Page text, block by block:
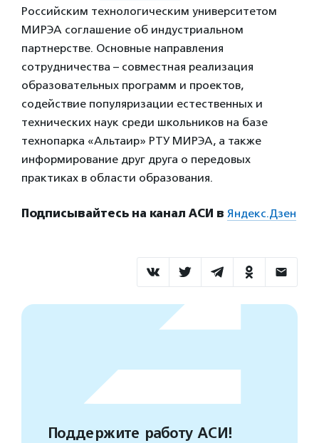
Российским технологическим университетом
МИРЭА соглашение об индустриальном
партнерстве. Основные направления
сотрудничества – совместная реализация
образовательных программ и проектов,
содействие популяризации естественных и
технических наук среди школьников на базе
технопарка «Альтаир» РТУ МИРЭА, а также
информирование друг друга о передовых
практиках в области образования.
Подписывайтесь на канал АСИ в Яндекс.Дзен
Поддержите работу АСИ!